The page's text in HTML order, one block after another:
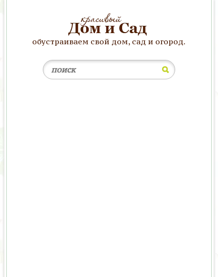
обустраиваем свой дом, сад и огород.